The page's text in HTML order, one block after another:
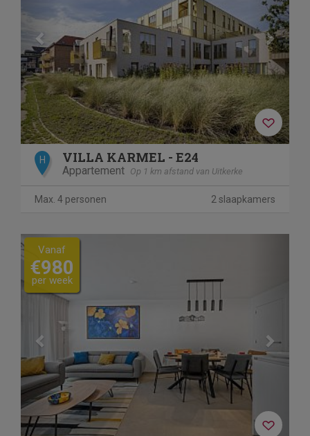
H VILLA KARMEL - E24
Appartement Op 1 km afstand van Uitkerke
Max. 4 personen 2 slaapkamers
Previous
Vanaf
€980
per week